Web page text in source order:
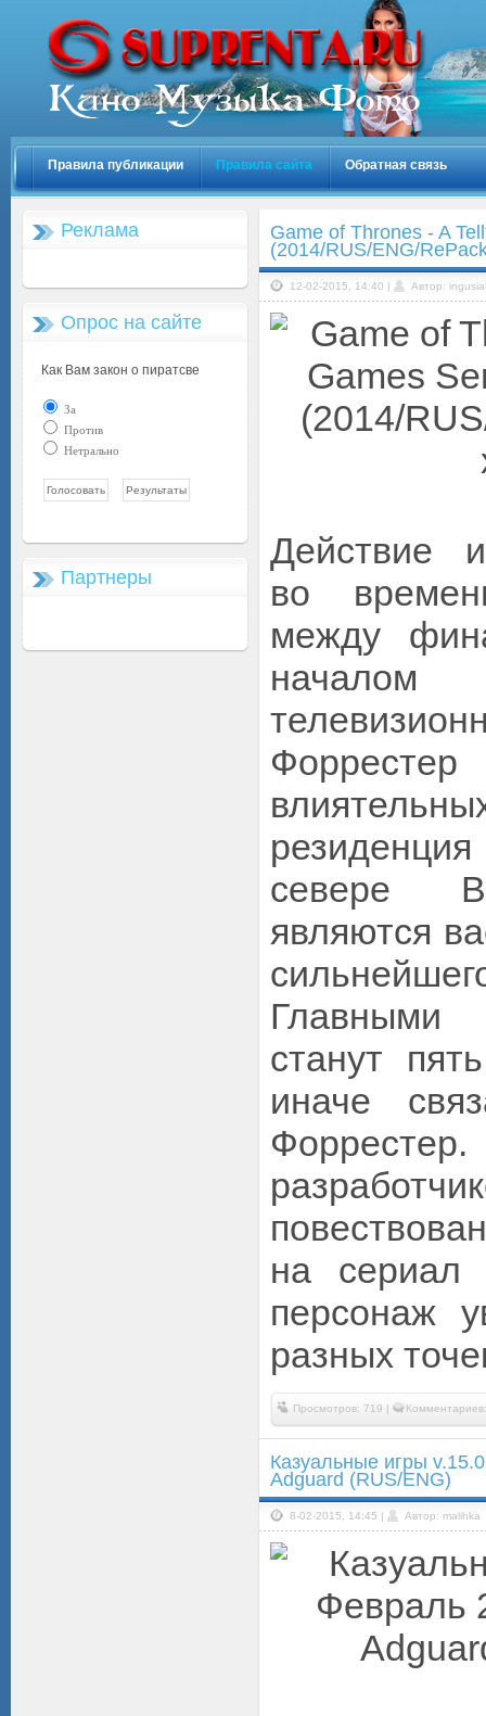
Правила публикации Правила сайта Обратная связь
Реклама
Опрос на сайте
Как Вам закон о пиратсве
За
Против
Нетрально
Партнеры
Game of Thrones - A
(2014/RUS/ENG/
12-02-2015, 14:40 | Автор:
Действие
во
между
началом
севере
являются
станут
иначе
на сериал
персонаж
разных
Просмотров: 719 |
Казуальные игры
Adguard (RUS/ENG)
8-02-2015, 14:45 | Автор: malihka